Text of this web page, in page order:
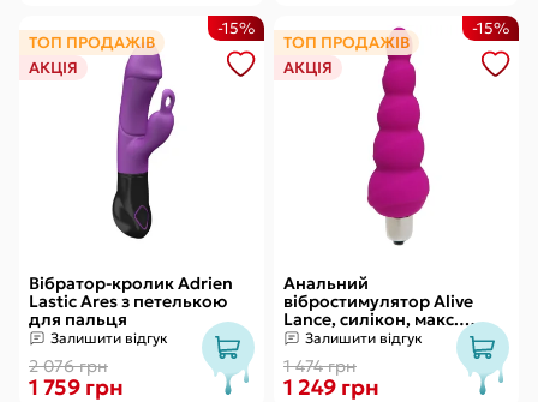
ТОП ПРОДАЖІВ
АКЦІЯ
Вібратор-кролик Adrien
Lastic Ares з петелькою
для пальця
Залишити відгук
2 076 грн
-15%
1 759 грн
ТОП ПРОДАЖІВ
АКЦІЯ
Анальний
вібростимулятор Alive
Lance, силікон, макс.
діаметр 2,9 см
(передостання кулька)
Залишити відгук
1 474 грн
-15%
1 249 грн